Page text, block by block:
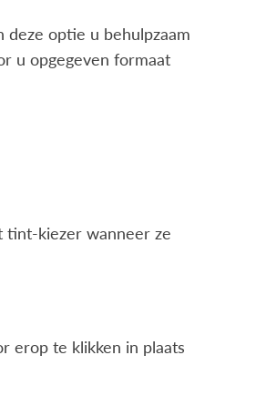
optie u behulpzaam
u opgegeven formaat
tint-kiezer wanneer ze
erop te klikken in plaats